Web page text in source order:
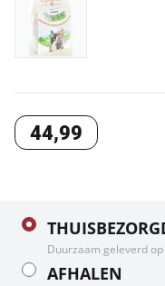
44,99
Duurzaam geleverd
AFHALEN